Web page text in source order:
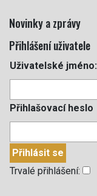
Novinky a zprávy
Přihlášení uživatele
Uživatelské jméno:
Přihlašovací heslo
Trvalé přihlášení: